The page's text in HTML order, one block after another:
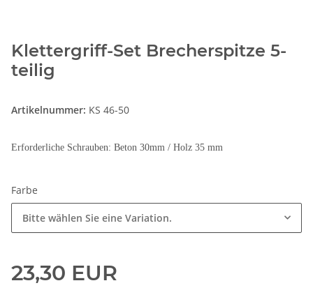
Klettergriff-Set Brecherspitze 5-
teilig
Artikelnummer: KS 46-50
Erforderliche Schrauben: Beton 30mm / Holz 35 mm
Farbe
Bitte wählen Sie eine Variation.
23,30 EUR